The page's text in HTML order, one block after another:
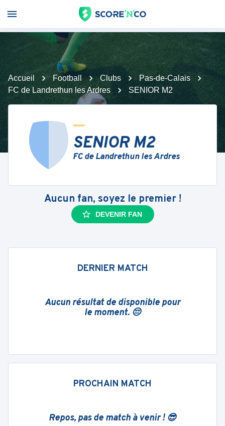
Accueil Football Clubs
Pas-de-Calais
FC de Landrethun les Ardres
SENIOR M2
SENIOR M2
FC de Landrethun les Ardres
Aucun fan, soyez le premier !
DEVENIR FAN
DERNIER MATCH
Aucun résultat de disponible pour
le moment. 😔
PROCHAIN MATCH
Repos, pas de match à venir ! 😎